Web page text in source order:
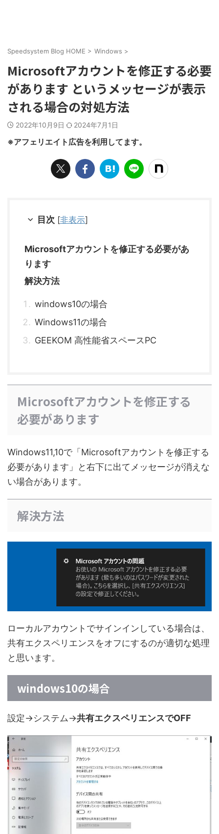
Speedsystem Blog HOME > Windows >
Microsoftアカウントを修正する必要
があります というメッセージが表示
される場合の対処方法
2022年10月9日 2024年7月1日
※アフェリエイト広告を利用してます。
目次 [非表示]
Microsoftアカウントを修正する必要があ
ります
解決方法
windows10の場合
Windows11の場合
GEEKOM 高性能省スペースPC
Microsoftアカウントを修正する
必要があります
Windows11,10で「Microsoftアカウントを修正する
必要があります」と右下に出てメッセージが消えな
い場合があります。
解決方法
ローカルアカウントでサインインしている場合は、
共有エクスペリエンスをオフにするのが適切な処理
と思います。
windows10の場合
設定→システム→共有エクスペリエンスでOFF